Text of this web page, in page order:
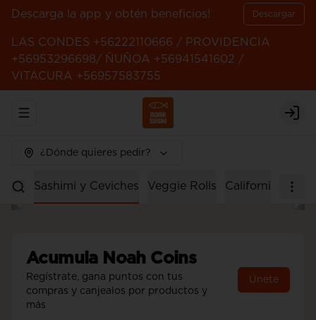
Descarga la app y obtén beneficios! Descargar
LAS CONDES +56222110666 / PROVIDENCIA
+56953296698/ ÑUÑOA +56941541602 /
VITACURA +56957583755
Abrir menu de navegación
¿Dónde quieres pedir?
Sashimi y Ceviches Veggie Rolls California Rolls
Acumula Noah Coins
Regístrate, gana puntos con tus
compras y canjealos por productos y
más
Únete